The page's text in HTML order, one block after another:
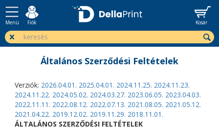
Menü Fiók Kosár
Általános Szerződési Feltételek
Verziók: 2026.04.01. 2025.04.01. 2024.11.25. 2024.11.23.
2024.11.22. 2024.05.02. 2024.03.27. 2023.06.05. 2023.04.03.
2022.11.11. 2022.08.12. 2022.07.13. 2021.08.05. 2021.05.12.
2021.04.22. 2019.12.02. 2019.11.29. 2018.11.01.
ÁLTALÁNOS SZERZŐDÉSI FELTÉTELEK